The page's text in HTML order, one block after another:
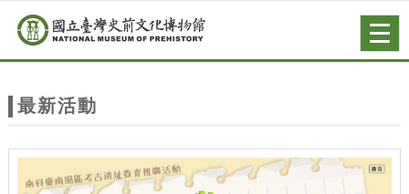
站
主
題
跳到主要內容
網站導覽
最新活動